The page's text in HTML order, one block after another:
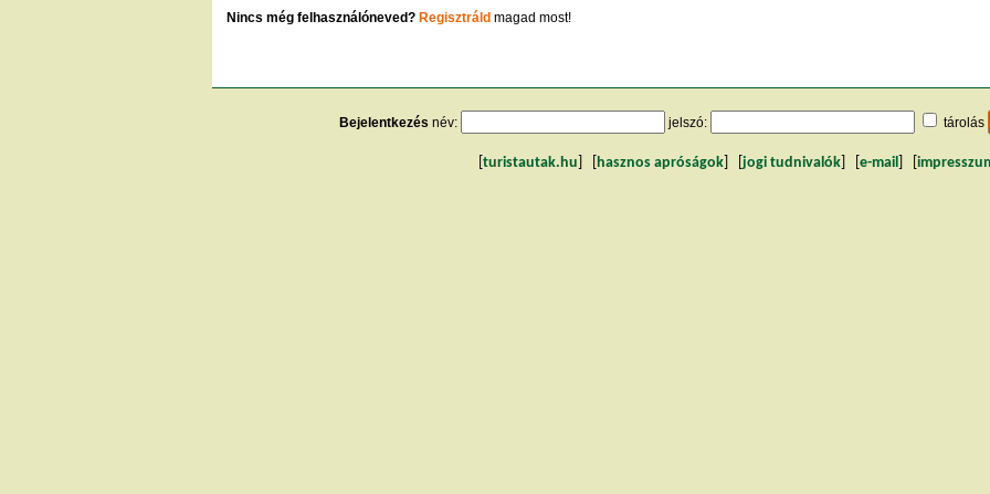
Nincs még felhasználóneved? Regisztráld magad most!
Bejelentkezés név: jelszó: tárolás
turistautak.hu hasznos apróságok jogi tudnivalók e-mail